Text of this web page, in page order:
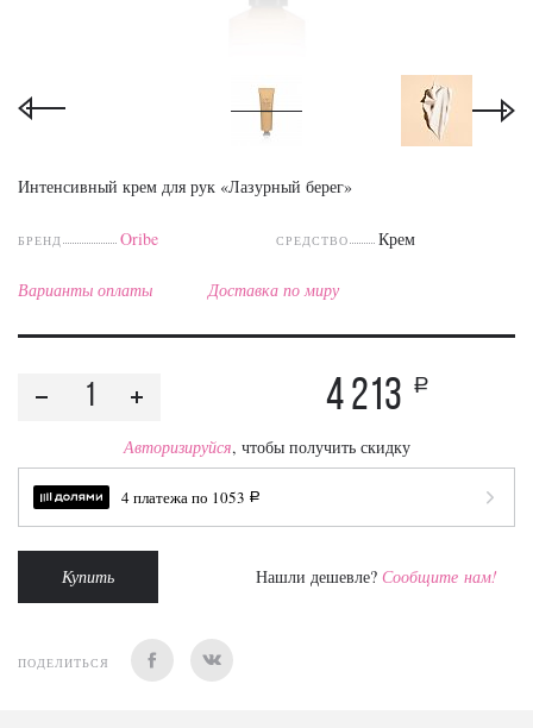
Интенсивный крем для рук «Лазурный берег»
БРЕНД Oribe СРЕДСТВО Крем
Варианты оплаты Доставка по миру
4 213 a
Авторизируйся, чтобы получить скидку
4 платежа по 1053 a
Купить Нашли дешевле? Сообщите нам!
ПОДЕЛИТЬСЯ